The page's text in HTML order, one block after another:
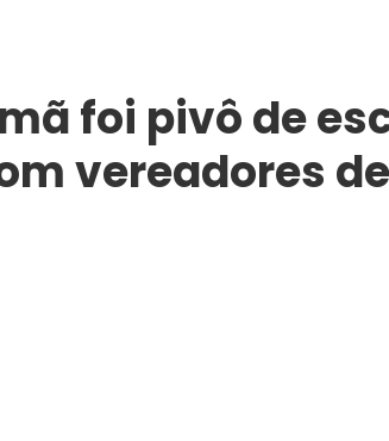
foi pivô de
vereadores